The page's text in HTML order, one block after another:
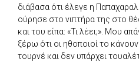
διάβασα ότι έλεγε η
ούρησε στο νιπτήρα της στο
και του είπα: «Τι λέει;». Μου
ξέρω ότι οι ηθοποιοί το κάνουν
τουρνέ και δεν υπάρχει